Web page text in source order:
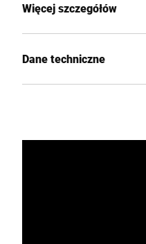
Więcej szczegółów
Dane techniczne